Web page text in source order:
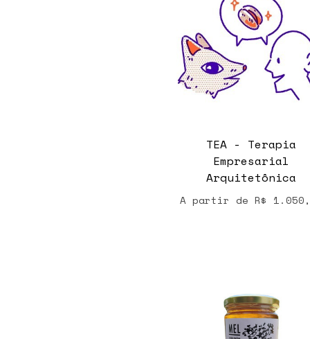
TEA - Terapia
Empresarial
Arquitetônica
A partir de R$